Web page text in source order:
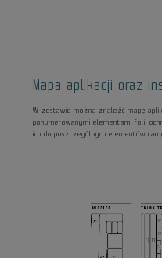
Mapa aplikacji oraz
W zestawie można znaleźć mapę
ponumerowanymi elementami folii
ich do poszczególnych elementów